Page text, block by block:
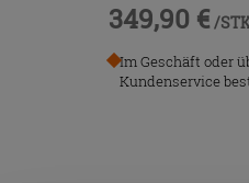
349,90 € /
Im Geschäft oder
Kundenservice